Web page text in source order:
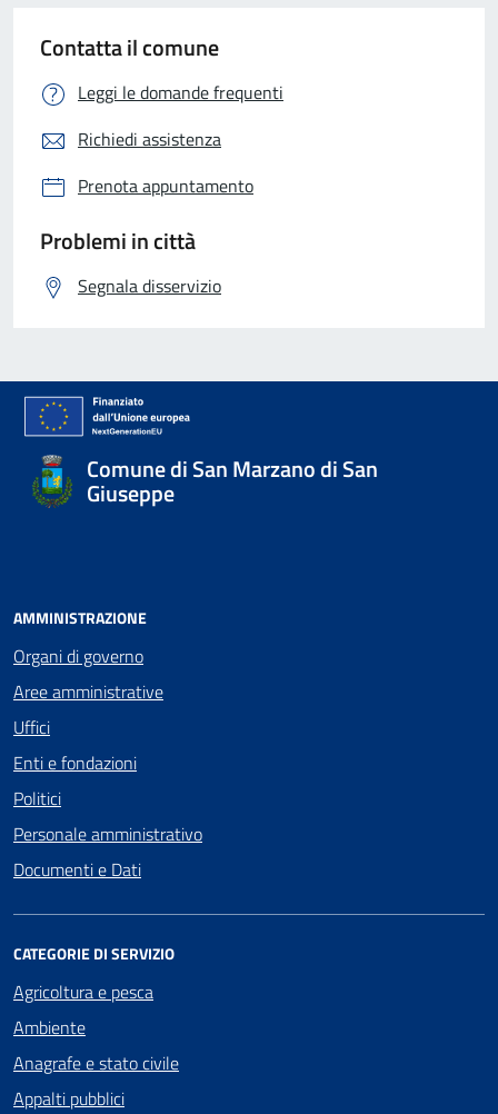
Contatta il comune
Leggi le domande frequenti
Richiedi assistenza
Prenota appuntamento
Problemi in città
Segnala disservizio
Comune di San Marzano di San
Giuseppe
AMMINISTRAZIONE
Organi di governo
Aree amministrative
Uffici
Enti e fondazioni
Politici
Personale amministrativo
Documenti e Dati
CATEGORIE DI SERVIZIO
Agricoltura e pesca
Ambiente
Anagrafe e stato civile
Appalti pubblici